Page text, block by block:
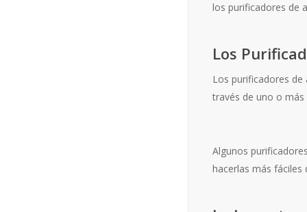
los purificadores de
Los
Los purificadores
través de uno o
Algunos
hacerlas más fáciles